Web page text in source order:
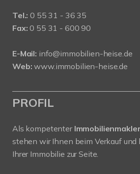
Tel.: 0 55 31 - 36 35
Fax: 0 55 31 - 600 90
E-Mail: info@immobilien-heise.de
Web: www.immobilien-heise.de
PROFIL
Als kompetenter
stehen wir Ihnen beim Verkauf und
Ihrer Immobilie zur Seite.